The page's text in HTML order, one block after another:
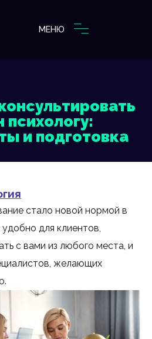
МЕНЮ
психологу:
и подготовка
стало новой нормой в
для клиентов,
с вами из любого места, и
желающих